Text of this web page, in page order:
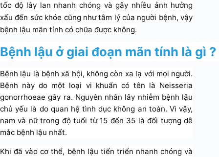
tốc độ lây lan nhanh chóng và gây nhiều ảnh hưởng
xấu đến sức khỏe cũng như tâm lý của người bệnh, vậy
bệnh lậu mãn tính có chữa được không.
Bệnh lậu ở giai đoạn mãn tính là gì ?
Bệnh lậu là bệnh xã hội, không còn xa lạ với mọi người.
Bệnh này do một loại vi khuẩn có tên là Neisseria
gonorrhoeae gây ra. Nguyên nhân lây nhiễm bệnh lậu
chủ yếu là do quan hệ tình dục không an toàn. Vì vậy,
nam và nữ trong độ tuổi từ 15 đến 35 là đối tượng dễ
mắc bệnh lậu nhất.
Khi đã vào cơ thể, bệnh lậu tiến triển nhanh chóng và